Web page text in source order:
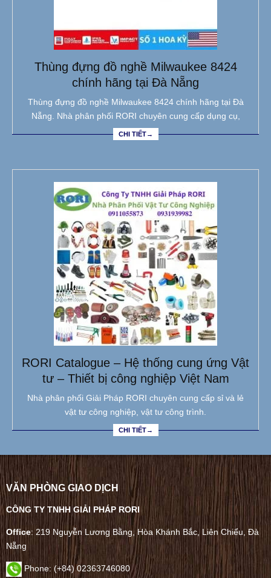
Thùng đựng đồ nghề Milwaukee 8424
chính hãng tại Đà Nẵng
Thùng đựng đồ nghề Milwaukee 8424 chính hãng tại Đà
Nẵng. Nhà phân phối RORI chuyên cung cấp dụng cụ,
CHI TIẾT→
RORI Catalogue – Hệ thống cung ứng Vật
tư – Thiết bị công nghiệp Việt Nam
Nhà phân phối Giải Pháp RORI chuyên cung cấp sỉ và lẻ
vật tư công nghiệp, vật tư công trình.
CHI TIẾT→
VĂN PHÒNG GIAO DỊCH
CÔNG TY TNHH GIẢI PHÁP RORI
Office: 219 Nguyễn Lương Bằng, Hòa Khánh Bắc, Liên Chiểu, Đà
Nẵng
Phone:(+84) 02363746080